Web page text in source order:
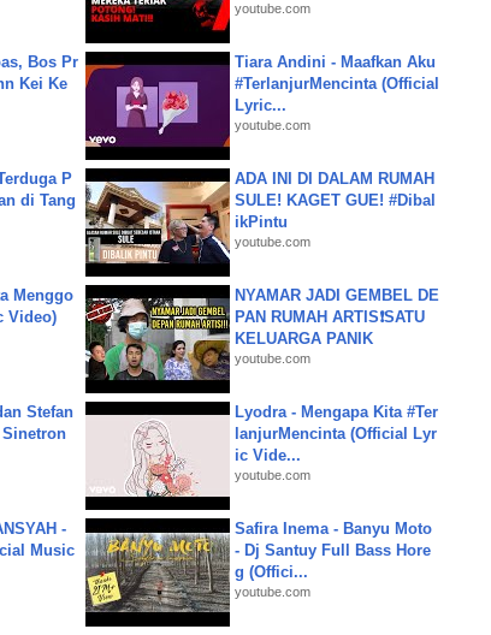
youtube.com
Bos Pr
Kei Ke
Tiara Andini - Maafkan Aku
#TerlanjurMencinta (Official
Lyric...
youtube.com
P
di Tang
ADA INI DI DALAM RUMAH
SULE! KAGET GUE! #Dibal
ikPintu
youtube.com
Menggo
Video)
NYAMAR JADI GEMBEL DE
PAN RUMAH ARTIS❗SATU
KELUARGA PANIK
youtube.com
Stefan
Lyodra - Mengapa Kita #Ter
lanjurMencinta (Official Lyr
ic Vide...
youtube.com
-
Music
Safira Inema - Banyu Moto
- Dj Santuy Full Bass Hore
g (Offici...
youtube.com